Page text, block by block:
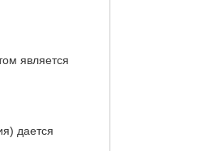
является
дается